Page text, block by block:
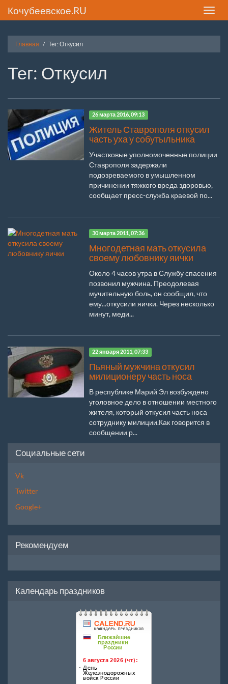
Toggle
Кочубеевское.RU
Главная Тег: Откусил
Тег: Откусил
26 марта 2016, 09:13
Житель Ставрополя откусил
часть уха у собутыльника
Участковые уполномоченные полиции
Ставрополя задержали
подозреваемого в умышленном
причинении тяжкого вреда здоровью,
сообщает пресс-служба краевой по...
30 марта 2011, 07:36
Многодетная мать откусила
своему любовнику яички
Около 4 часов утра в Службу спасения
позвонил мужчина. Преодолевая
мучительную боль, он сообщил, что
ему...откусили яички. Через несколько
минут, меди...
22 января 2011, 07:33
Пьяный мужчина откусил
милиционеру часть носа
В республике Марий Эл возбуждено
уголовное дело в отношении местного
жителя, который откусил часть носа
сотруднику милиции.Как говорится в
сообщении р...
Социальные сети
Vk
Twitter
Google+
Рекомендуем
Календарь праздников